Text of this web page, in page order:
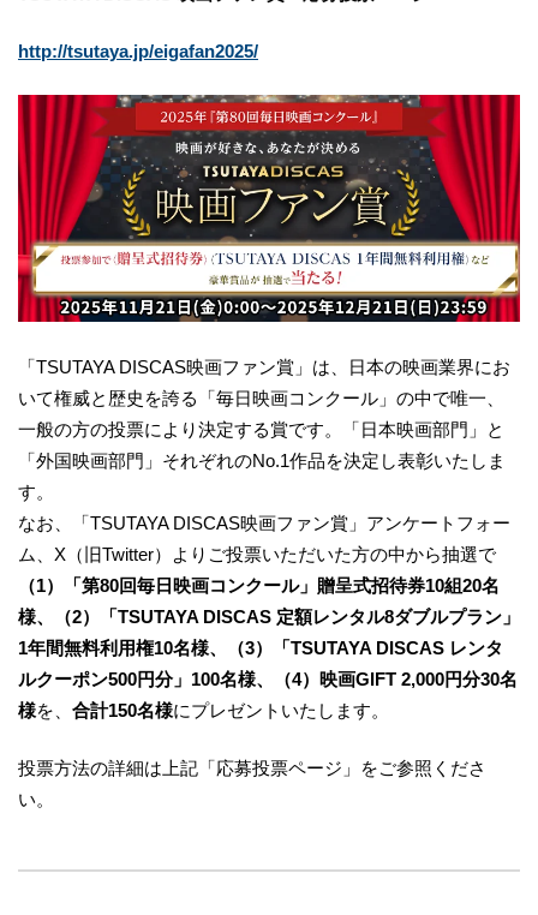
http://tsutaya.jp/eigafan2025/
「TSUTAYA DISCAS映画ファン賞」は、日本の映画業界にお
いて権威と歴史を誇る「毎日映画コンクール」の中で唯一、
一般の方の投票により決定する賞です。「日本映画部門」と
「外国映画部門」それぞれのNo.1作品を決定し表彰いたしま
す。
なお、「TSUTAYA DISCAS映画ファン賞」アンケートフォー
ム、X（旧Twitter）よりご投票いただいた方の中から抽選で
（1）「第80回毎日映画コンクール」贈呈式招待券10組20名
様、（2）「TSUTAYA DISCAS 定額レンタル8ダブルプラン」
1年間無料利用権10名様、（3）「TSUTAYA DISCAS レンタ
ルクーポン500円分」100名様、（4）映画GIFT 2,000円分30名
様を、 合計150名様にプレゼントいたします。
投票方法の詳細は上記「応募投票ページ」をご参照くださ
い。